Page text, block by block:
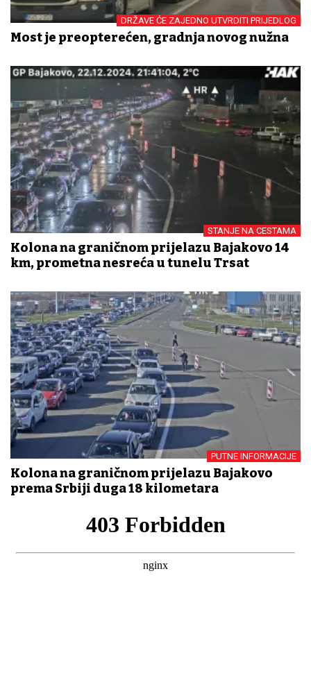
DRŽAVE ĆE ZAJEDNO UTVRDITI PRIJEDLOG
Most je preopterećen, gradnja novog nužna
STANJE NA CESTAMA
Kolona na graničnom prijelazu Bajakovo 14
km, prometna nesreća u tunelu Trsat
PUTNE INFORMACIJE
Kolona na graničnom prijelazu Bajakovo
prema Srbiji duga 18 kilometara